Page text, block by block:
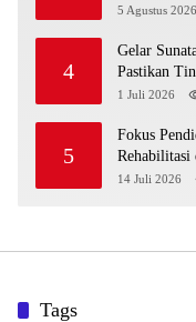
5 Agustus 2026
4
Gelar
Pastikan
1 Juli 2026
5
Fokus
Rehabilitasi
14 Juli 2026
Tags